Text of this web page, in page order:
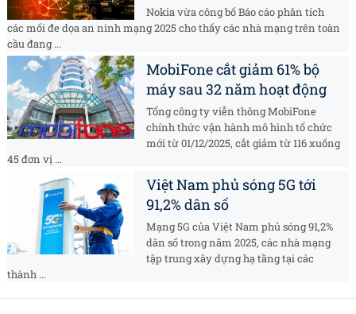
Nokia vừa công bố Báo cáo phân tích
các mối đe dọa an ninh mạng 2025 cho thấy các nhà mạng trên toàn
cầu đang ...
MobiFone cắt giảm 61% bộ
máy sau 32 năm hoạt động
Tổng công ty viễn thông MobiFone
chính thức vận hành mô hình tổ chức
mới từ 01/12/2025, cắt giảm từ 116 xuống
45 đơn vị ...
Việt Nam phủ sóng 5G tới
91,2% dân số
Mạng 5G của Việt Nam phủ sóng 91,2%
dân số trong năm 2025, các nhà mạng
tập trung xây dựng hạ tầng tại các
thành ...